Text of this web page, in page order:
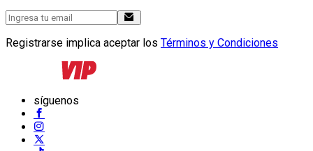
Registrarse implica aceptar los Términos y Condiciones
síguenos